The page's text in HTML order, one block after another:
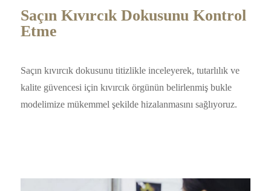
Saçın Kıvırcık Dokusunu Kontrol
Etme
Saçın kıvırcık dokusunu titizlikle inceleyerek, tutarlılık ve
kalite güvencesi için kıvırcık örgünün belirlenmiş bukle
modelimize mükemmel şekilde hizalanmasını sağlıyoruz.